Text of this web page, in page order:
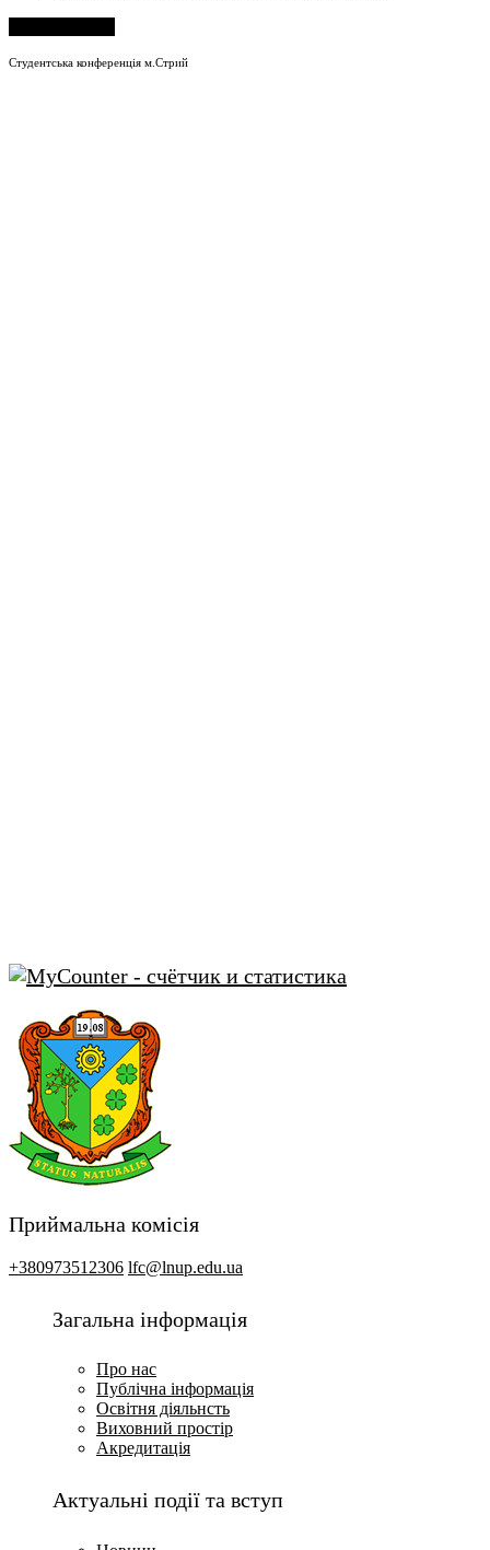
Студентська конференція м.Стрий
Приймальна комісія
+380973512306 lfc@lnup.edu.ua
Загальна інформація
Про нас
Публічна інформація
Освітня діяльнсть
Виховний простір
Акредитація
Актуальні події та вступ